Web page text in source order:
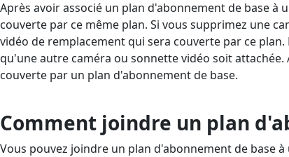
Après avoir associé un plan d'abonnement de base
couverte par ce même plan. Si vous supprimez une
vidéo de remplacement qui sera couverte par ce
qu'une autre caméra ou sonnette vidéo soit
couverte par un plan d'abonnement de base.
Comment joindre un plan
Vous pouvez joindre un plan d'abonnement de base